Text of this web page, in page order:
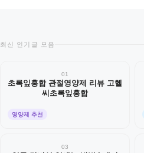
최신 인기글 모음
01
초록잎홍합 관절영양제 리뷰 고헬
씨초록잎홍합
영양제 추천
03